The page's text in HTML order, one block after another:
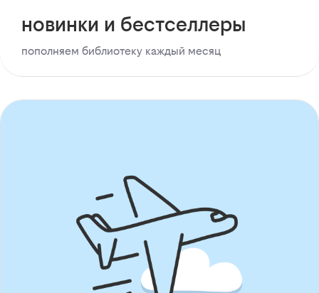
новинки и бестселлеры
пополняем библиотеку каждый месяц